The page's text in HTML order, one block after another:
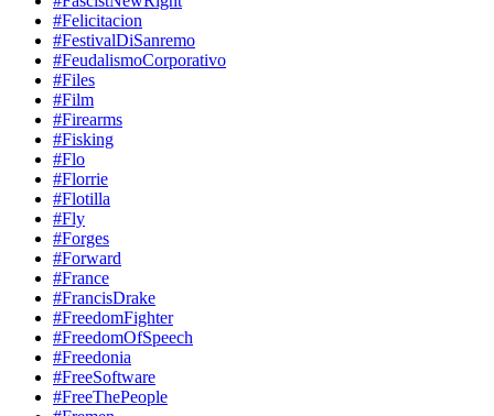
#Felicitacion
#FestivalDiSanremo
#FeudalismoCorporativo
#Files
#Film
#Firearms
#Fisking
#Flo
#Florrie
#Flotilla
#Fly
#Forges
#Forward
#France
#FrancisDrake
#FreedomFighter
#FreedomOfSpeech
#Freedonia
#FreeSoftware
#FreeThePeople